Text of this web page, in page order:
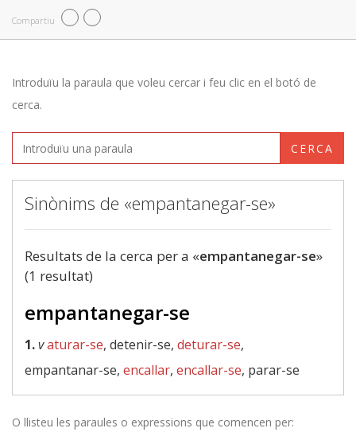
Compartiu
Introduïu la paraula que voleu cercar i feu clic en el botó de
cerca.
CERCA
Sinònims de «empantanegar-se»
Resultats de la cerca per a «empantanegar-se»
(1 resultat)
empantanegar-se
1.vaturar-se, detenir-se, deturar-se,
empantanar-se, encallar, encallar-se, parar-se
O llisteu les paraules o expressions que comencen per: